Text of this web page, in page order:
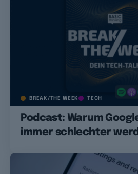
BREAK/THE WEEK TECH
Podcast: Warum
immer schlechter